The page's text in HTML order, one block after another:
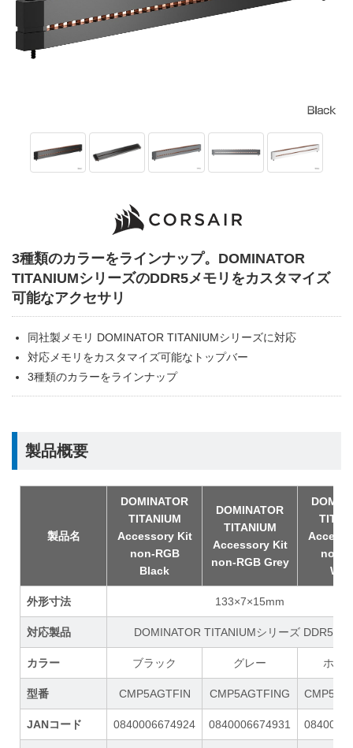
3種類のカラーをラインナップ。DOMINATOR
TITANIUMシリーズのDDR5メモリをカスタマイズ
可能なアクセサリ
同社製メモリ DOMINATOR TITANIUMシリーズに対応
対応メモリをカスタマイズ可能なトップバー
3種類のカラーをラインナップ
製品概要
製品名
DOMINATOR
TITANIUM
Accessory Kit
non-RGB
Black
DOMINATOR
TITANIUM
Accessory Kit
non-RGB Grey
non-
外形寸法 133×7×15mm
対応製品 DOMINATOR TITANIUMシリーズ DDR5メ
カラー ブラック グレー ホワ
型番 CMP5AGTFIN CMP5AGTFING
JANコード 0840006674924 0840006674931